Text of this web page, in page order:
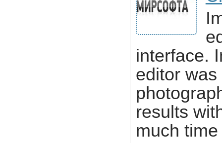
interface.
editor
results
much